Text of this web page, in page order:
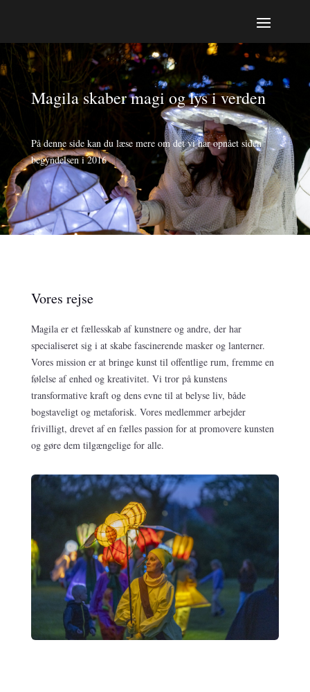
Magila skaber magi og lys i verden
På denne side kan du læse mere om det vi har opnået siden
begyndelsen i 2016
Vores rejse
Magila er et fællesskab af kunstnere og andre, der har
specialiseret sig i at skabe fascinerende masker og lanterner.
Vores mission er at bringe kunst til offentlige rum, fremme en
følelse af enhed og kreativitet. Vi tror på kunstens
transformative kraft og dens evne til at belyse liv, både
bogstaveligt og metaforisk. Vores medlemmer arbejder
frivilligt, drevet af en fælles passion for at promovere kunsten
og gøre dem tilgængelige for alle.